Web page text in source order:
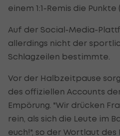
einem 1:1-Remis die Punkte (
Auf der Social-Media-
allerdings nicht der
Schlagzeilen bestimmte.
Vor der Halbzeitpause
des offiziellen Accounts
Empörung. "Wir drücken
rein, als sich die Leute im
euch!", so der Wortlaut des